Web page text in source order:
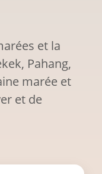
et la
Pahang,
marée et
et de